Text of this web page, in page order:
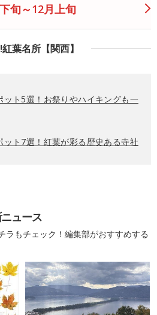
旬～12月上旬
葉名所【関西】
ット5選！お祭りやハイキングも一
ト7選！紅葉が彩る歴史ある寺社
ュース
ラもチェック！編集部がおすすめする